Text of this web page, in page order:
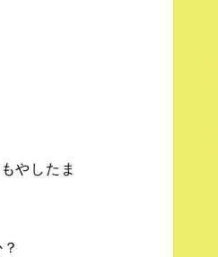
やしたま